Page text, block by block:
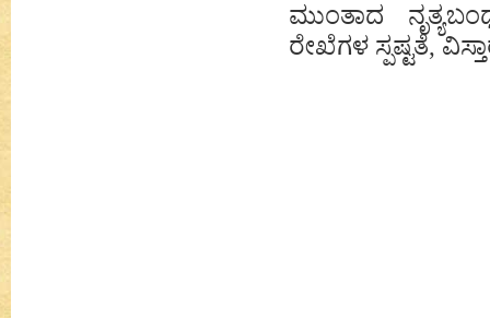
ಮುಂತಾದ
ರೇಖೆಗಳ ಸ್ಪಷ್ಟತೆ,